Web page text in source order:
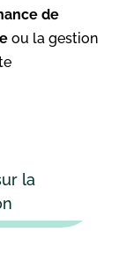
de
ou la gestion
la